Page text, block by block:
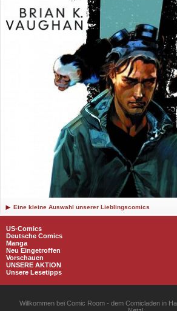
Eine kleine Auswahl unserer Lieblingscomics
US-Comics
Deutsche Comics
Manga
Neu Eingetroffen
Vorschauen
UNSERE AKTION
Unsere Lesetipps
Willkommen bei Comic Room - dem Comicladen in